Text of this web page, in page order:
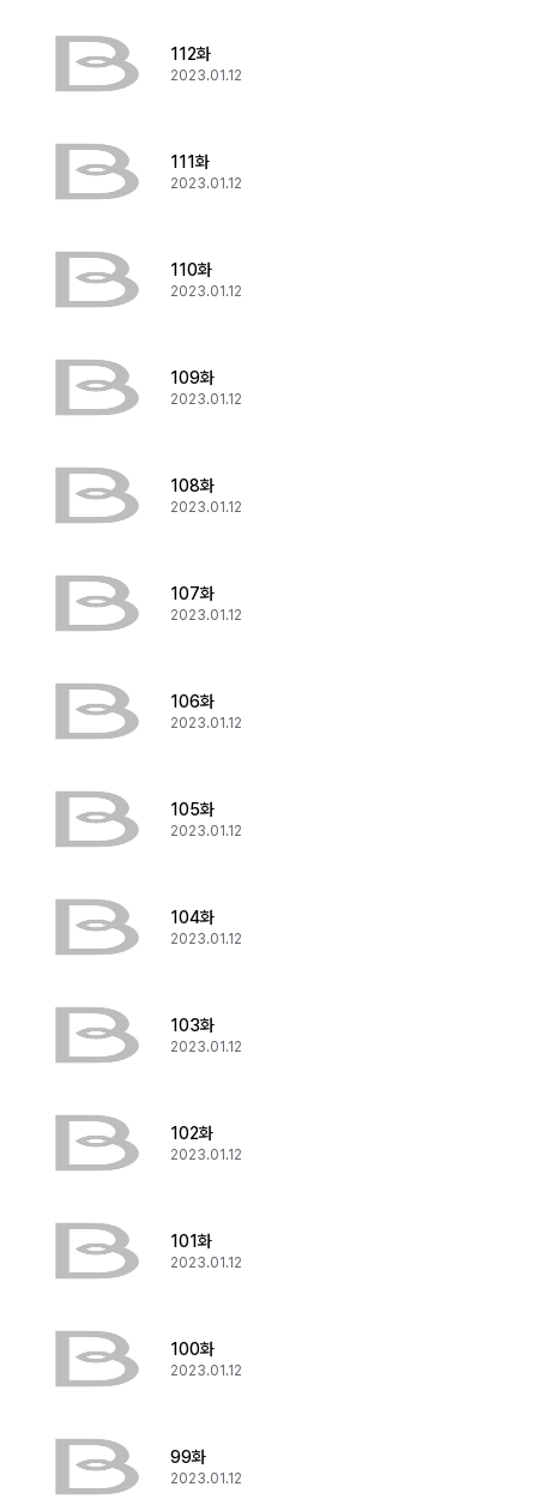
112화
2023.01.12
111화
2023.01.12
110화
2023.01.12
109화
2023.01.12
108화
2023.01.12
107화
2023.01.12
106화
2023.01.12
105화
2023.01.12
104화
2023.01.12
103화
2023.01.12
102화
2023.01.12
101화
2023.01.12
100화
2023.01.12
99화
2023.01.12